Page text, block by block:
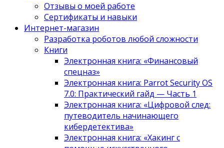
Отзывы о моей работе
Сертификаты и навыки
Интернет-магазин
Разработка роботов любой сложности
Книги
Электронная книга: «Финансовый
спецназ»
Электронная книга: Parrot Security OS
7.0: Практический гайд — Часть 1
Электронная книга: «Цифровой след:
путеводитель начинающего
кибердетектива»
Электронная книга: «Хакинг с